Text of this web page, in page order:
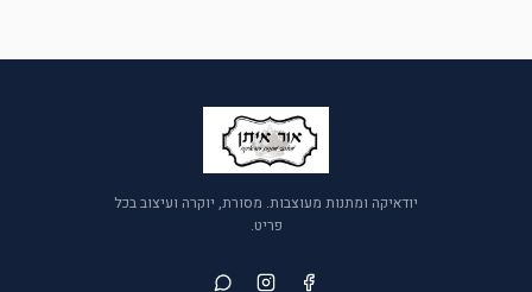
יודאיקה ומתנות מעוצבות. מסורת, יוקרה ועיצוב בכל
פריט.